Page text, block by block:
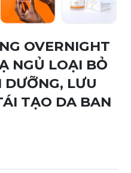
OVERNIGHT
NGỦ LOẠI BỎ
DƯỠNG, LƯU
TẠO DA BAN